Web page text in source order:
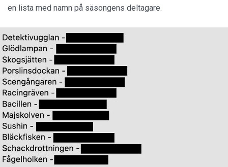
en lista med namn på säsongens deltagare.